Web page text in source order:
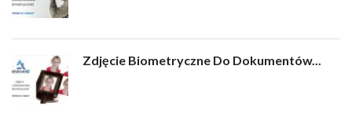
Zdjęcie Biometryczne Do Dokumentów...